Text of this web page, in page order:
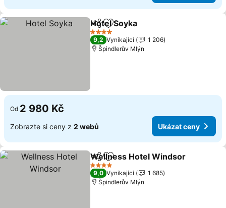
SdíletPřidat na seznam oblíbených
Hotel Soyka
4 Počet hvězdiček
9,2 Vynikající
1 206
Špindlerův Mlýn
Od 2 980 Kč
Zobrazte si ceny z 2 webů Ukázat ceny
SdíletPřidat na seznam oblíbených
Wellness Hotel Windsor
4 Počet hvězdiček
9,0 Vynikající
1 685
Špindlerův Mlýn